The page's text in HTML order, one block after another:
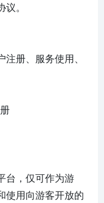
。
册、服务使用、
台，仅可作为游
使用向游客开放的